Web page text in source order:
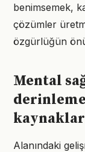
benimsemek,
çözümler
özgürlüğün
Mental
kaynaklar
Alanındaki